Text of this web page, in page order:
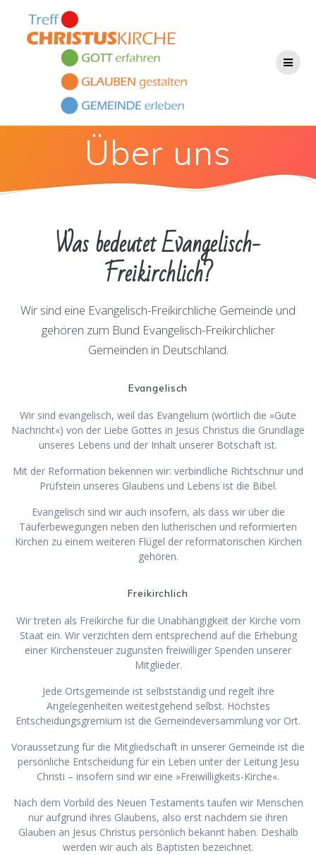
content
Über uns
Was bedeutet Evangelisch-
Freikirchlich?
Wir sind eine Evangelisch-Freikirchliche Gemeinde und
gehören zum Bund Evangelisch-Freikirchlicher
Gemeinden in Deutschland.
Evangelisch
Wir sind evangelisch, weil das Evangelium (wörtlich die »Gute
Nachricht«) von der Liebe Gottes in Jesus Christus die Grundlage
unseres Lebens und der Inhalt unserer Botschaft ist.
Mit der Reformation bekennen wir: verbindliche Richtschnur und
Prüfstein unseres Glaubens und Lebens ist die Bibel.
Evangelisch sind wir auch insofern, als dass wir über die
Täuferbewegungen neben den lutherischen und reformierten
Kirchen zu einem weiteren Flügel der reformatorischen Kirchen
gehören.
Freikirchlich
Wir treten als Freikirche für die Unabhängigkeit der Kirche vom
Staat ein. Wir verzichten dem entsprechend auf die Erhebung
einer Kirchensteuer zugunsten freiwilliger Spenden unserer
Mitglieder.
Jede Ortsgemeinde ist selbstständig und regelt ihre
Angelegenheiten weitestgehend selbst. Höchstes
Entscheidungsgremium ist die Gemeindeversammlung vor Ort.
Voraussetzung für die Mitgliedschaft in unserer Gemeinde ist die
persönliche Entscheidung für ein Leben unter der Leitung Jesu
Christi – insofern sind wir eine »Freiwilligkeits-Kirche«.
Nach dem Vorbild des Neuen Testaments taufen wir Menschen
nur aufgrund ihres Glaubens, also erst nachdem sie ihren
Glauben an Jesus Christus persönlich bekannt haben. Deshalb
werden wir auch als Baptisten bezeichnet.